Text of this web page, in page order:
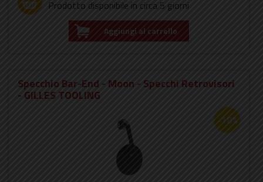
Prodotto disponibile in circa 5 giorni
Aggiungi al carrello
Specchio Bar-End - Moon - Specchi Retrovisori
- GILLES TOOLING
-18%